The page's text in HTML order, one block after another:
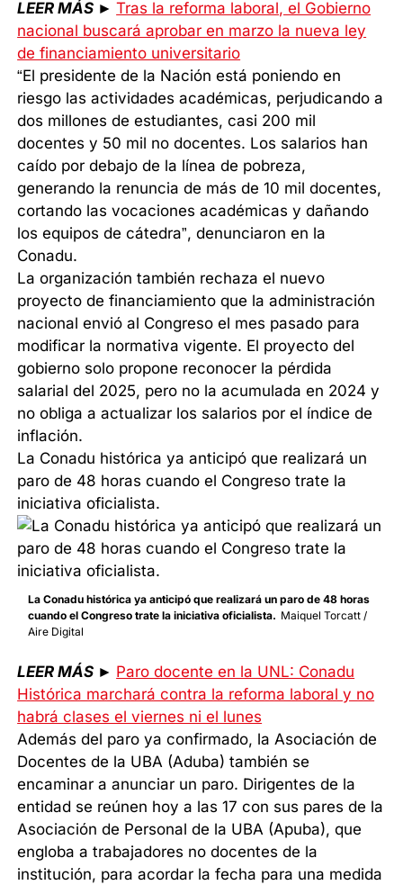
LEER MÁS ►Tras la reforma laboral, el Gobierno
nacional buscará aprobar en marzo la nueva ley
de financiamiento universitario
“El presidente de la Nación está poniendo en
riesgo las actividades académicas, perjudicando a
dos millones de estudiantes, casi 200 mil
docentes y 50 mil no docentes. Los salarios han
caído por debajo de la línea de pobreza,
generando la renuncia de más de 10 mil docentes,
cortando las vocaciones académicas y dañando
los equipos de cátedra”, denunciaron en la
Conadu.
La organización también rechaza el nuevo
proyecto de financiamiento que la administración
nacional envió al Congreso el mes pasado para
modificar la normativa vigente. El proyecto del
gobierno solo propone reconocer la pérdida
salarial del 2025, pero no la acumulada en 2024 y
no obliga a actualizar los salarios por el índice de
inflación.
La Conadu histórica ya anticipó que realizará un
paro de 48 horas cuando el Congreso trate la
iniciativa oficialista.
La Conadu histórica ya anticipó que realizará un paro de 48 horas
cuando el Congreso trate la iniciativa oficialista. Maiquel Torcatt /
Aire Digital
LEER MÁS ► Paro docente en la UNL: Conadu
Histórica marchará contra la reforma laboral y no
habrá clases el viernes ni el lunes
Además del paro ya confirmado, la Asociación de
Docentes de la UBA (Aduba) también se
encaminar a anunciar un paro. Dirigentes de la
entidad se reúnen hoy a las 17 con sus pares de la
Asociación de Personal de la UBA (Apuba), que
engloba a trabajadores no docentes de la
institución, para acordar la fecha para una medida